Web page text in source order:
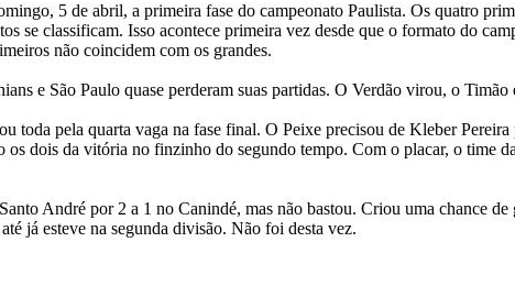
5 de abril, a primeira fase do campeonato Paulista. Os quatro
se classificam. Isso acontece primeira vez desde que o formato do
não coincidem com os grandes.
e São Paulo quase perderam suas partidas. O Verdão virou, o
toda pela quarta vaga na fase final. O Peixe precisou de Kleber
os dois da vitória no finzinho do segundo tempo. Com o placar, o time
André por 2 a 1 no Canindé, mas não bastou. Criou uma chance
já esteve na segunda divisão. Não foi desta vez.